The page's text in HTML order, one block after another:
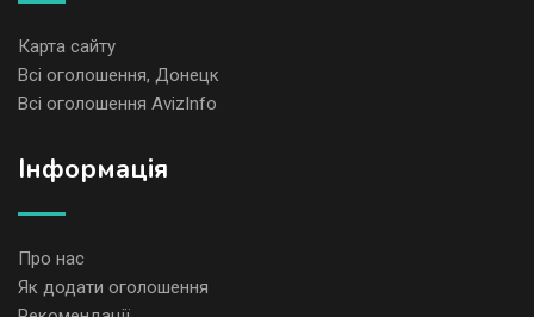
Карта сайту
Всі оголошення, Донецк
Всі оголошення AvizInfo
Iнформація
Про нас
Як додати оголошення